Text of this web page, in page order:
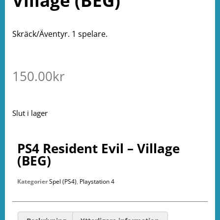
Skräck/Äventyr. 1 spelare.
150.00kr
Slut i lager
PS4 Resident Evil – Village
(BEG)
KategorierSpel (PS4), Playstation 4